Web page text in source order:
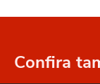
Confira